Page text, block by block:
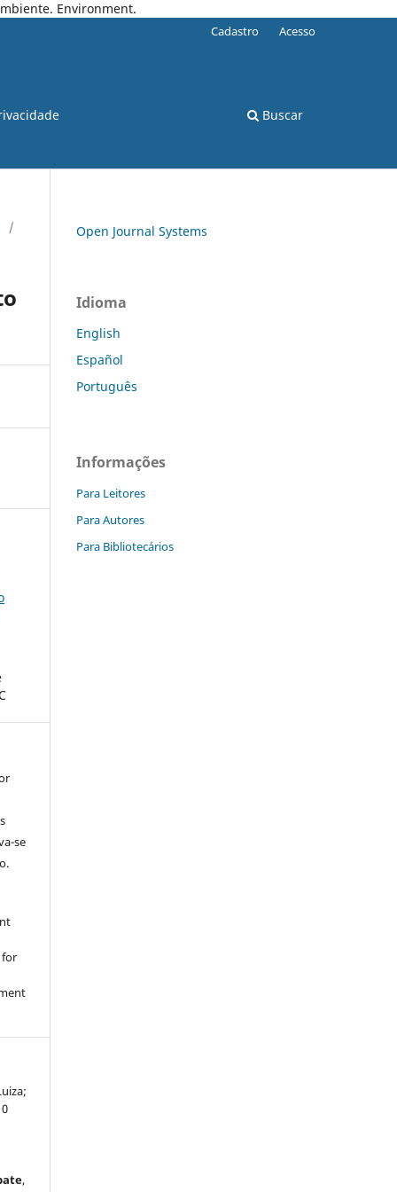
Environment.
Buscar
Cadastro Acesso
/
se
for
,
Open Journal Systems
Idioma
English
Español
Português
Informações
Para Leitores
Para Autores
Para Bibliotecários